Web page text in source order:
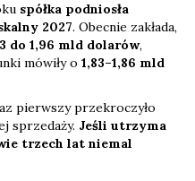
spółka podniosła
2027. Obecnie zakłada,
do 1,96 mld dolarów,
mówiły o 1,83–1,86 mld
pierwszy przekroczyło
sprzedaży. Jeśli utrzyma
trzech lat niemal